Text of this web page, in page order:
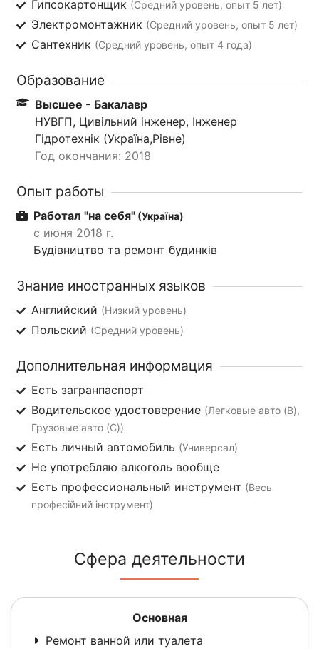
Гипсокартонщик (Средний уровень, опыт 5 лет)
Электромонтажник (Средний уровень, опыт 5 лет)
Сантехник (Средний уровень, опыт 4 года)
Образование
Высшее - Бакалавр
НУВГП, Цивільний інженер, Інженер
Гідротехнік (Україна,Рівне)
Год окончания: 2018
Опыт работы
Работал "на себя" (Україна)
с июня 2018 г.
Будівництво та ремонт будинків
Знание иностранных языков
Английский (Низкий уровень)
Польский (Средний уровень)
Дополнительная информация
Есть загранпаспорт
Водительское удостоверение (Легковые авто (B),
Грузовые авто (C))
Есть личный автомобиль (Универсал)
Не употребляю алкоголь вообще
Есть профессиональный инструмент (Весь
професійний інструмент)
Сфера деятельности
Основная
Ремонт ванной или туалета